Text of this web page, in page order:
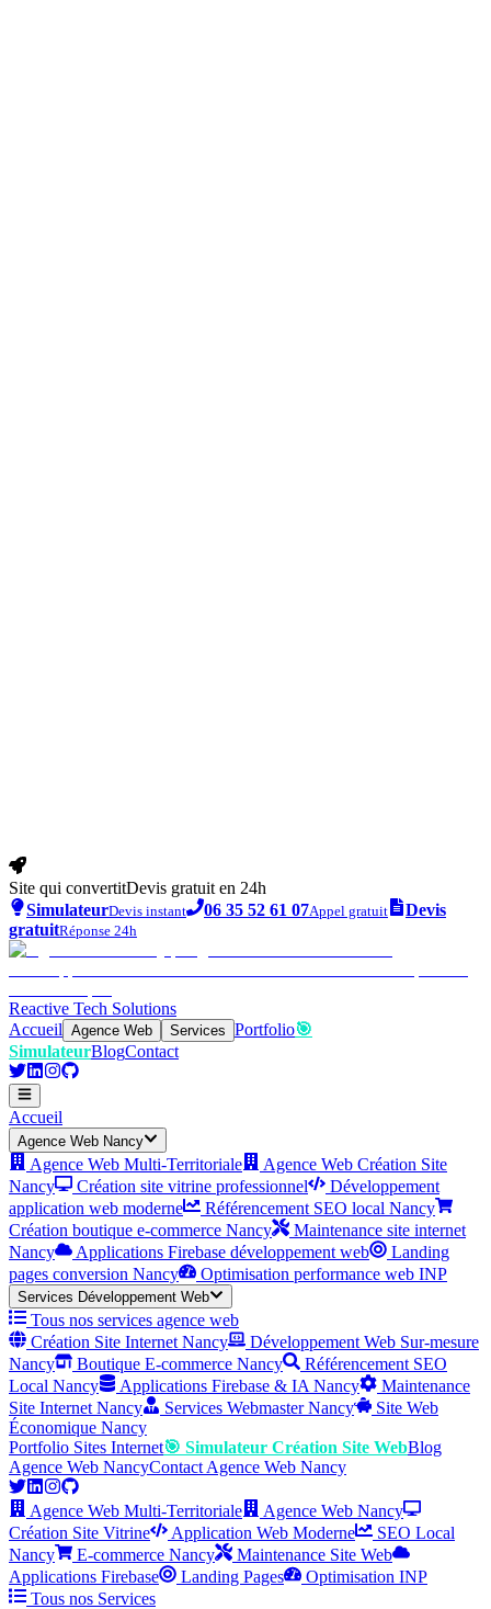
Site qui convertitDevis gratuit en 24h
SimulateurDevis instant 06 35 52 61 07Appel gratuit
Devis
gratuitRéponse 24h
Reactive Tech Solutions
Accueil Agence Web Services Portfolio🎯
SimulateurBlogContact
Accueil
Agence Web Nancy
Agence Web Multi-Territoriale
Agence Web Création Site
Nancy
Création site vitrine professionnel
Développement
application web moderne
Référencement SEO local Nancy
Création boutique e-commerce Nancy
Maintenance site internet
Nancy
Applications Firebase développement web
Landing
pages conversion Nancy
Optimisation performance web INP
Services Développement Web
Tous nos services agence web
Création Site Internet Nancy
Développement Web Sur-mesure
Nancy
Boutique E-commerce Nancy
Référencement SEO
Local Nancy
Applications Firebase & IA Nancy
Maintenance
Site Internet Nancy
Services Webmaster Nancy
Site Web
Économique Nancy
Portfolio Sites Internet🎯 Simulateur Création Site WebBlog
Agence Web NancyContact Agence Web Nancy
Agence Web Multi-Territoriale
Agence Web Nancy
Création Site Vitrine
Application Web Moderne
SEO Local
Nancy
E-commerce Nancy
Maintenance Site Web
Applications Firebase
Landing Pages
Optimisation INP
Tous nos Services